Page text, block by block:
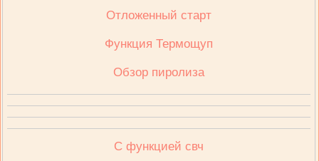
Отложенный старт
Функция Термощуп
Обзор пиролиза
С функцией свч